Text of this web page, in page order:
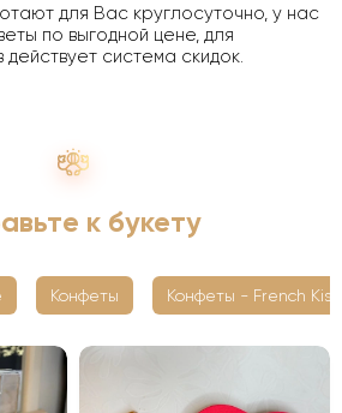
для Вас круглосуточно, у нас
по выгодной цене, для
система скидок.
к букету
Конфеты Конфеты - French Kiss